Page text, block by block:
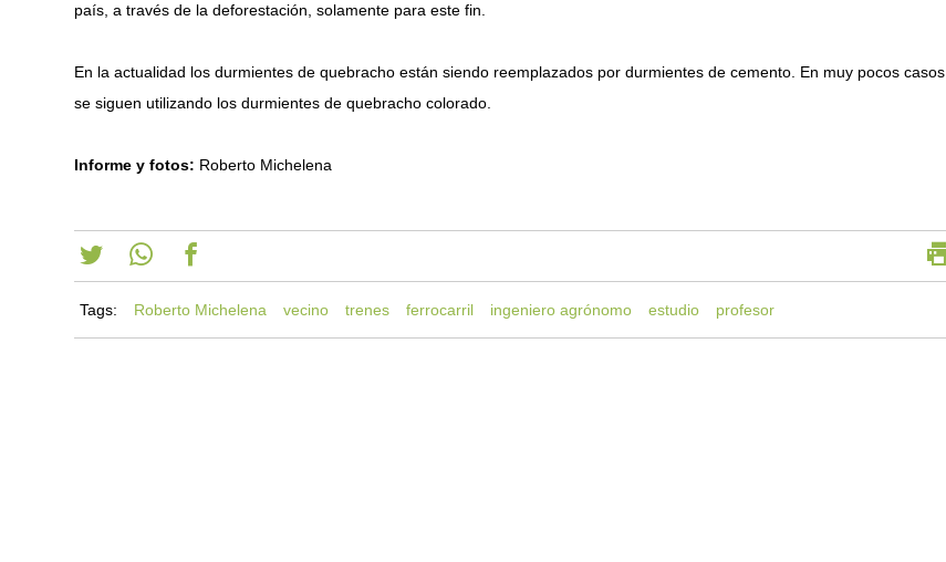
país, a través de la deforestación, solamente para este fin.
En la actualidad los durmientes de quebracho están siendo reemplazados por durmientes de cemento. En muy pocos casos
se siguen utilizando los durmientes de quebracho colorado.
Informe y fotos: Roberto Michelena
Tags: Roberto Michelena vecino trenes ferrocarril ingeniero agrónomo estudio profesor